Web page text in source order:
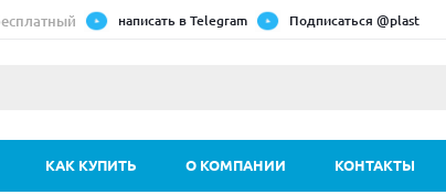
написать в Telegram Подписаться @plast
КАК КУПИТЬ О КОМПАНИИ КОНТАКТЫ